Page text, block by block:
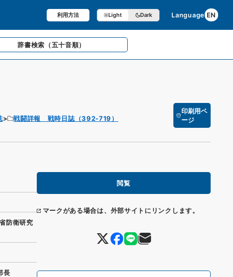
利用方法 Light Dark Language EN
辞書検索 （五十音順）
戦闘詳報 戦時日誌（392-719）
印刷用ペ
ージ
閲覧
マークがある場合は、外部サイトにリンクします。
防衛研究
長